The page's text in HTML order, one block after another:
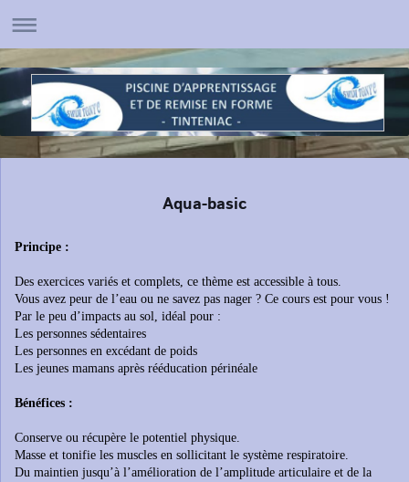
Aqua-basic
Principe :
Des exercices variés et complets, ce thème est accessible à tous.
Vous avez peur de l’eau ou ne savez pas nager ? Ce cours est pour vous !
Par le peu d’impacts au sol, idéal pour :
Les personnes sédentaires
Les personnes en excédant de poids
Les jeunes mamans après rééducation périnéale
Bénéfices :
Conserve ou récupère le potentiel physique.
Masse et tonifie les muscles en sollicitant le système respiratoire.
Du maintien jusqu’à l’amélioration de l’amplitude articulaire et de la